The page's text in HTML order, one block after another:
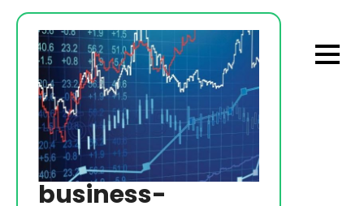
Перейти
содержимому
business-